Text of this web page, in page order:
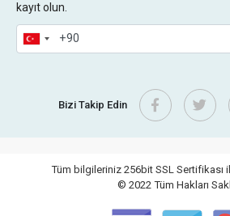
kayıt olun.
Bizi Takip Edin
Tüm bilgileriniz 256bit SSL Sertifikası
© 2022 Tüm Hakları